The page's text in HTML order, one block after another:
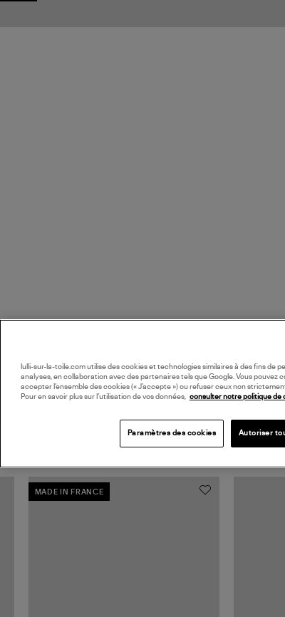
MADE IN FRANCE
lulli-sur-la-toile.com utilise des cookies et technologies similaires à des fins de
analyses, en collaboration avec des partenaires tels que Google. Vous pouvez
accepter l’ensemble des cookies (« J’accepte ») ou refuser ceux non
Pour en savoir plus sur l’utilisation de vos données, consulter notre politique de
Paramètres des cookies Autoriser